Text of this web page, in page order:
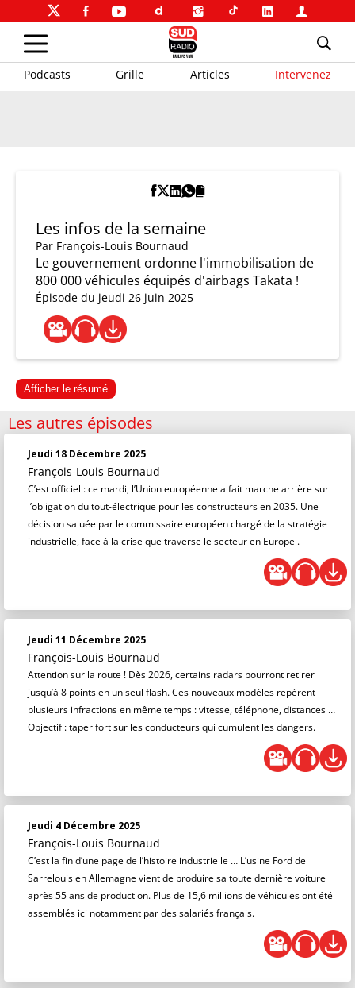
Podcasts Grille Articles Intervenez
Les infos de la semaine
Par François-Louis Bournaud
Le gouvernement ordonne l'immobilisation de
800 000 véhicules équipés d'airbags Takata !
Épisode du jeudi 26 juin 2025
Afficher le résumé
Les autres épisodes
Jeudi 18 Décembre 2025
François-Louis Bournaud
C’est officiel : ce mardi, l’Union européenne a fait marche arrière sur
l’obligation du tout-électrique pour les constructeurs en 2035. Une
décision saluée par le commissaire européen chargé de la stratégie
industrielle, face à la crise que traverse le secteur en Europe .
Jeudi 11 Décembre 2025
François-Louis Bournaud
Attention sur la route ! Dès 2026, certains radars pourront retirer
jusqu’à 8 points en un seul flash. Ces nouveaux modèles repèrent
plusieurs infractions en même temps : vitesse, téléphone, distances …
Objectif : taper fort sur les conducteurs qui cumulent les dangers.
Jeudi 4 Décembre 2025
François-Louis Bournaud
C’est la fin d’une page de l’histoire industrielle … L’usine Ford de
Sarrelouis en Allemagne vient de produire sa toute dernière voiture
après 55 ans de production. Plus de 15,6 millions de véhicules ont été
assemblés ici notamment par des salariés français.